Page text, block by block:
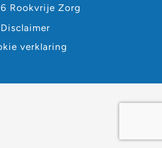
Rookvrije Zorg
Disclaimer
verklaring